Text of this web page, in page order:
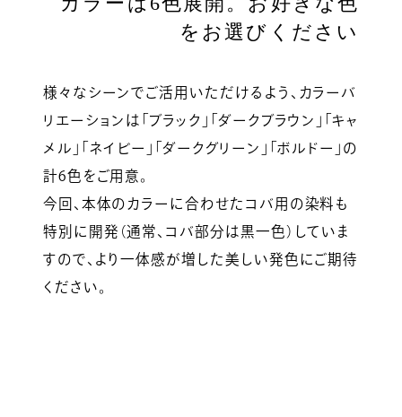
をお選びください
様々なシーンでご活用いただけるよう、カラーバ
リエーションは「ブラック」「ダークブラウン」「キャ
メル」「ネイビー」「ダークグリーン」「ボルドー」の
計6色をご用意。
今回、本体のカラーに合わせたコバ用の染料も
特別に開発（通常、コバ部分は黒一色）していま
すので、より一体感が増した美しい発色にご期待
ください。